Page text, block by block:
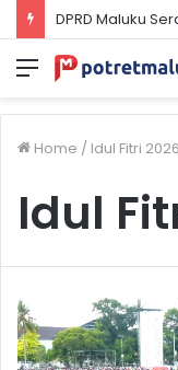
Menu
Home / Idul Fitri 2026
Idul